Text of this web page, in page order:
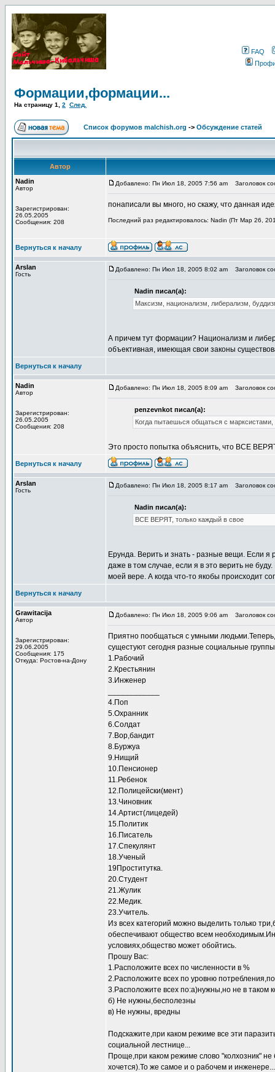
FAQ
Формации,формации...
На страницу 1 2 След.
Список форумов malchish.org -> Обсуждение статей
Автор
Nadin
Автор
Зарегистрирован:
26.05.2005
Сообщения: 208
Добавлено: Пн Июл 18, 2005 7:56 am Заголовок
понаписали вы много, но скажу, что данная
Последний раз редактировалось: Nadin (Пт Мар 26,
Вернуться к началу
Arslan
Гость
Добавлено: Пн Июл 18, 2005 8:02 am Заголовок
Nadin писал(а):
Максизм, национализм, либерализм,
А причем тут формации? Национализм и
объективная, имеющая свои законы
Вернуться к началу
Nadin
Автор
Зарегистрирован:
26.05.2005
Сообщения: 208
Добавлено: Пн Июл 18, 2005 8:09 am Заголовок
penzevnkot писал(а):
Когда пытаешься общаться с
Это просто попытка объяснить, что ВСЕ
Вернуться к началу
Arslan
Гость
Добавлено: Пн Июл 18, 2005 8:17 am Заголовок
Nadin писал(а):
ВСЕ ВЕРЯТ, только каждый в свое
Ерунда. Верить и знать - разные вещи. Если я
даже в том случае, если я в это верить не
моей вере. А когда что-то якобы происходит
Вернуться к началу
Grawitacija
Автор
Зарегистрирован:
29.06.2005
Сообщения: 175
Откуда: Ростов-на-Дону
Добавлено: Пн Июл 18, 2005 9:06 am Заголовок
Приятно пообщаться с умными
сущестуют сегодня разные социальные
1.Рабочий
2.Крестьянин
3.Инженер
4.Поп
5.Охранник
6.Солдат
7.Вор,бандит
8.Буржуа
9.Нищий
10.Пенсионер
11.Ребенок
12.Полицейски(мент)
13.Чиновник
14.Артист(лицедей)
15.Политик
16.Писатель
17.Спекулянт
18.Ученый
19Проститутка.
20.Студент
21.Жулик
22.Медик.
23.Учитель.
Из всех категорий можно выделить только
обеспечивают общество всем
условиях,общество может обойтись.
Прошу Вас:
1.Расположите всех по численности в %
2.Расположите всех по уровню
3.Расположите всех по:а)нужны,но не в таком
б) Не нужны,бесполезны
в) Не нужны, вредны
Подскажите,при каком режиме все эти
социальной лестнице...
Проще,при каком режиме слово "колхозник"
хочется).То же самое и о рабочем и инженере...